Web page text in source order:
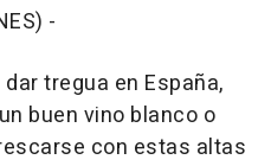
-
tregua en España,
buen vino blanco o
con estas altas